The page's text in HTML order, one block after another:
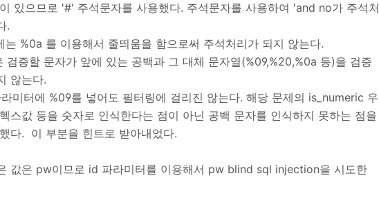
있으므로 '#' 주석문자를 사용했다. 주석문자를 사용하여 'and no가 주석처
.
는 %0a 를 이용해서 줄띄움을 함으로써 주석처리가 되지 않는다.
검증할 문자가 앞에 있는 공백과 그 대체 문자열(%09,%20,%0a 등)을 검증
않는다.
미터에 %09를 넣어도 필터링에 걸리진 않는다. 해당 문제의 is_numeric 우
스값 등을 숫자로 인식한다는 점이 아닌 공백 문자를 인식하지 못하는 점을
다. 이 부분을 힌트로 받아내었다.
값은 pw이므로 id 파라미터를 이용해서 pw blind sql injection을 시도한